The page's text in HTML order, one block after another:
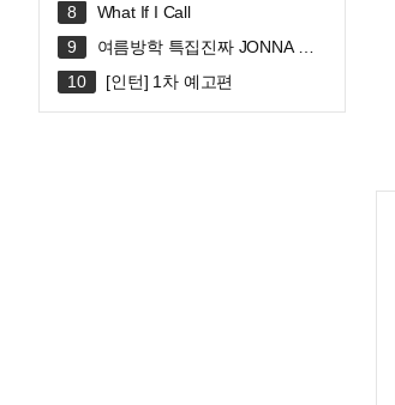
What If I Call
여름방학 특집진짜 JONNA 웃
깁니다ㅠㅠㅠ 혜안져스 덕몽어스 완
전체 합방!
[인턴] 1차 예고편